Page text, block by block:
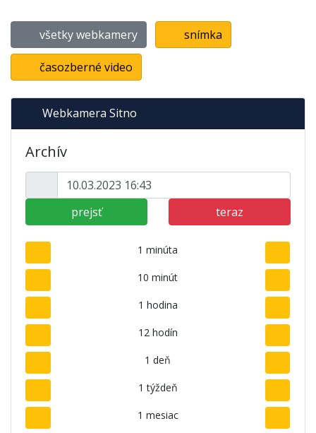
všetky webkamery snímka
časozberné video
Webkamera Sitno
Archív
prejsť teraz
1 minúta
10 minút
1 hodina
12 hodín
1 deň
1 týždeň
1 mesiac